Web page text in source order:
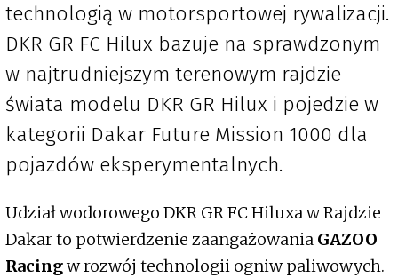
technologią w motorsportowej rywalizacji.
DKR GR FC Hilux bazuje na sprawdzonym
w najtrudniejszym terenowym rajdzie
świata modelu DKR GR Hilux i pojedzie w
kategorii Dakar Future Mission 1000 dla
pojazdów eksperymentalnych.
Udział wodorowego DKR GR FC Hiluxa w Rajdzie
Dakar to potwierdzenie zaangażowania GAZOO
Racingw rozwój technologii ogniw paliwowych.